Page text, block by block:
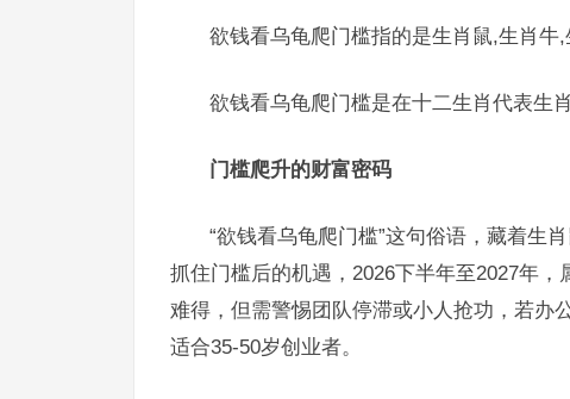
欲钱看乌龟爬门槛指的是生肖鼠,生肖牛,
欲钱看乌龟爬门槛是在十二生肖代表生
门槛爬升的财富密码
“欲钱看乌龟爬门槛”这句俗语，藏着生
抓住门槛后的机遇，2026下半年至2027年
难得，但需警惕团队停滞或小人抢功，若办
适合35-50岁创业者。